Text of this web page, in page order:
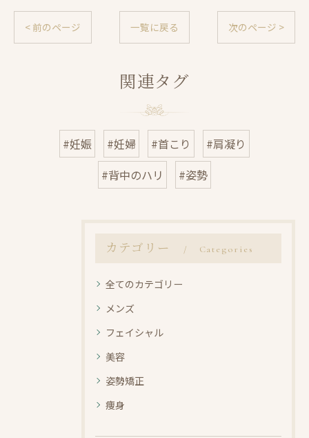
< 前のページ 一覧に戻る 次のページ >
関連タグ
#妊娠 #妊婦 #首こり
#肩凝り
#背中のハリ
#姿勢
カテゴリー Categories
全てのカテゴリー
メンズ
フェイシャル
美容
姿勢矯正
痩身